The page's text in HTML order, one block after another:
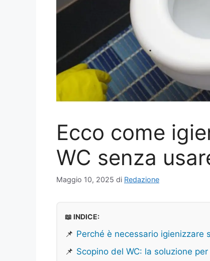
Ecco come
WC senza
Maggio 10, 2025 di Redazione
📖 INDICE:
📌 Perché è necessario igienizzare
📌 Scopino del WC: la soluzione